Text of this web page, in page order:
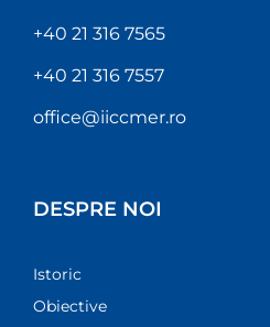
+40 21 316 7565
+40 21 316 7557
office@iiccmer.ro
DESPRE NOI
Istoric
Obiective